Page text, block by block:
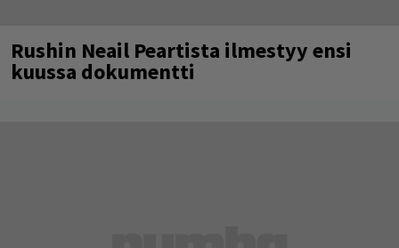
Rushin Neail Peartista ilmestyy ensi
kuussa dokumentti